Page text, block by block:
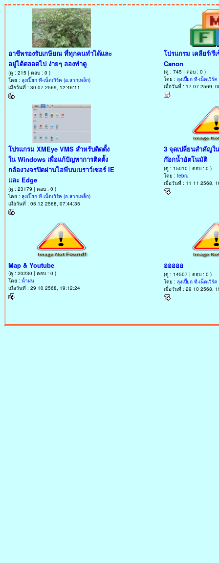
อาชีพรองรับเกษียณ ที่ทุกคนทำได้และ
อยู่ได้ตลอดไป ง่ายๆ ลองทำดู
(ดู : 215 | ตอบ : 0 )
โดย : ลุงเปี๊ยก ที-เน็ตเวิร์ค (อ.สากเหล็ก)
เมื่อวันที่ : 30 07 2569, 12:46:11
โปรแกรม เคลียร์/
Canon
(ดู : 745 | ตอบ : 0 )
โดย : ลุงเปี๊ยก ที-เน็ตเวิร์
เมื่อวันที่ : 17 07 2569,
โปรแกรม XMEye VMS สำหรับติดตั้ง
ใน Windows เพื่อแก้ปัญหาการติดตั้ง
กล้องวงจรปิดผ่านไอพีบนเบราว์เซอร์ IE
และ Edge
(ดู : 23179 | ตอบ : 0 )
โดย : ลุงเปี๊ยก ที-เน็ตเวิร์ค (อ.สากเหล็ก)
เมื่อวันที่ : 05 12 2568, 07:44:35
3 จุดเปลี่ยนสำคัญใ
ก๊อกน้ำอัตโนมัติ
(ดู : 15010 | ตอบ : 0 )
โดย : febru
เมื่อวันที่ : 11 11 2568,
Map & Youtube
(ดู : 20230 | ตอบ : 0 )
โดย : น้ำฝน
เมื่อวันที่ : 29 10 2568, 19:12:24
อออออ
(ดู : 14507 | ตอบ : 0 )
โดย : ลุงเปี๊ยก ที-เน็ตเวิร์
เมื่อวันที่ : 29 10 2568,